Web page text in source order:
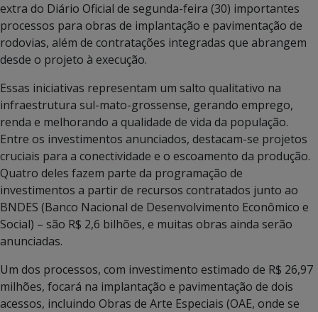
extra do Diário Oficial de segunda-feira (30) importantes
processos para obras de implantação e pavimentação de
rodovias, além de contratações integradas que abrangem
desde o projeto à execução.
Essas iniciativas representam um salto qualitativo na
infraestrutura sul-mato-grossense, gerando emprego,
renda e melhorando a qualidade de vida da população.
Entre os investimentos anunciados, destacam-se projetos
cruciais para a conectividade e o escoamento da produção.
Quatro deles fazem parte da programação de
investimentos a partir de recursos contratados junto ao
BNDES (Banco Nacional de Desenvolvimento Econômico e
Social) – são R$ 2,6 bilhões, e muitas obras ainda serão
anunciadas.
Um dos processos, com investimento estimado de R$ 26,97
milhões, focará na implantação e pavimentação de dois
acessos, incluindo Obras de Arte Especiais (OAE, onde se